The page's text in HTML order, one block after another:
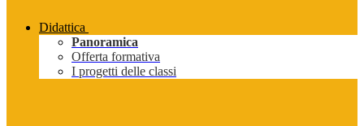
Didattica
Panoramica
Offerta formativa
I progetti delle classi